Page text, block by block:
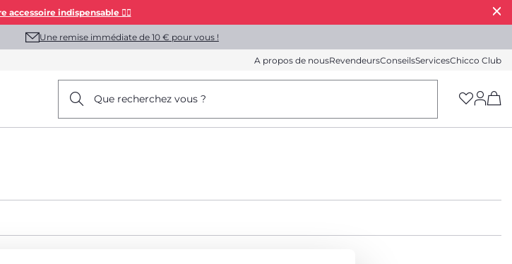
accessoire indispensable 👯‍♀️
Une remise immédiate de 10 € pour vous !
A propos de nousRevendeursConseilsServicesChicco Club
Que recherchez vous ?